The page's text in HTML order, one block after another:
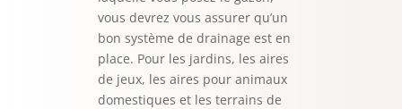
vous devrez vous assurer qu’un
bon système de drainage est en
place. Pour les jardins, les aires
de jeux, les aires pour animaux
domestiques et les terrains de